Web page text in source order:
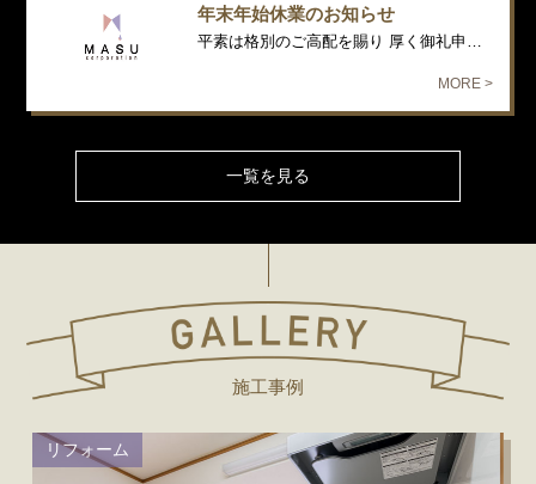
年末年始休業のお知らせ
MORE >
一覧を見る
施工事例
リフォーム